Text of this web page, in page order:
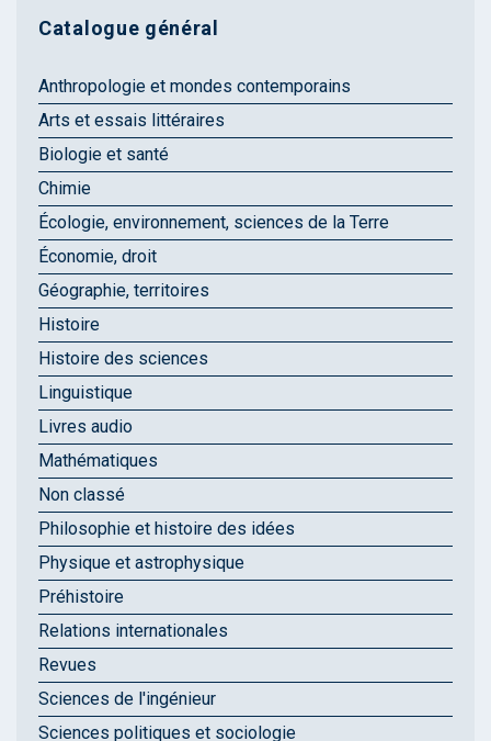
Catalogue général
Anthropologie et mondes contemporains
Arts et essais littéraires
Biologie et santé
Chimie
Écologie, environnement, sciences de la Terre
Économie, droit
Géographie, territoires
Histoire
Histoire des sciences
Linguistique
Livres audio
Mathématiques
Non classé
Philosophie et histoire des idées
Physique et astrophysique
Préhistoire
Relations internationales
Revues
Sciences de l'ingénieur
Sciences politiques et sociologie